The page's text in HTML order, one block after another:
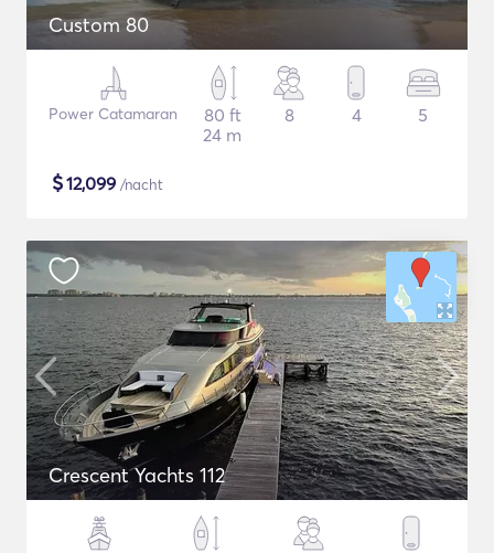
Custom 80
Power Catamaran
80 ft
24 m
8 4 5
$12,099 /nacht
Crescent Yachts 112